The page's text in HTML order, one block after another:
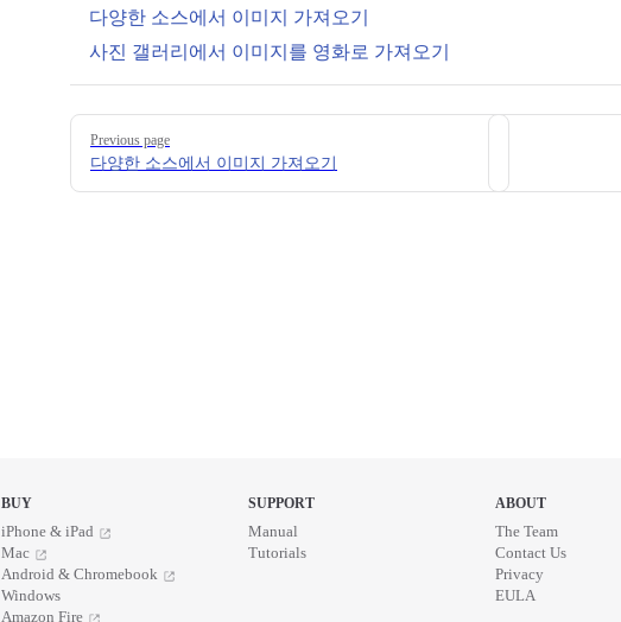
다양한 소스에서 이미지 가져오기
사진 갤러리에서 이미지를 영화로 가져오기
Pager
Previous page
다양한 소스에서 이미지 가져오기
BUY
iPhone & iPad
Mac
Android & Chromebook
Windows
Amazon Fire
SUPPORT
Manual
Tutorials
ABOUT
The Team
Contact Us
Privacy
EULA